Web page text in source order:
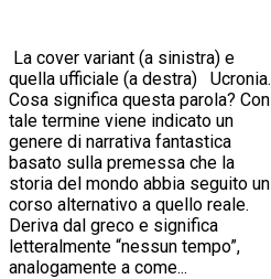
La cover variant (a sinistra) e
quella ufficiale (a destra) Ucronia.
Cosa significa questa parola? Con
tale termine viene indicato un
genere di narrativa fantastica
basato sulla premessa che la
storia del mondo abbia seguito un
corso alternativo a quello reale.
Deriva dal greco e significa
letteralmente “nessun tempo”,
analogamente a come...